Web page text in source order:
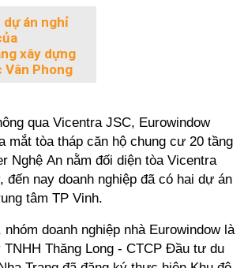
dự án nghỉ
xây dựng
Vân Phong
qua Vicentra JSC, Eurowindow
mắt tòa tháp căn hộ chung cư 20 tầng
Nghệ An nằm đối diện tòa Vicentra
đến nay doanh nghiệp đã có hai dự án
tâm TP Vinh.
doanh nghiệp nhà Eurowindow là
TNHH Thăng Long - CTCP Đầu tư du